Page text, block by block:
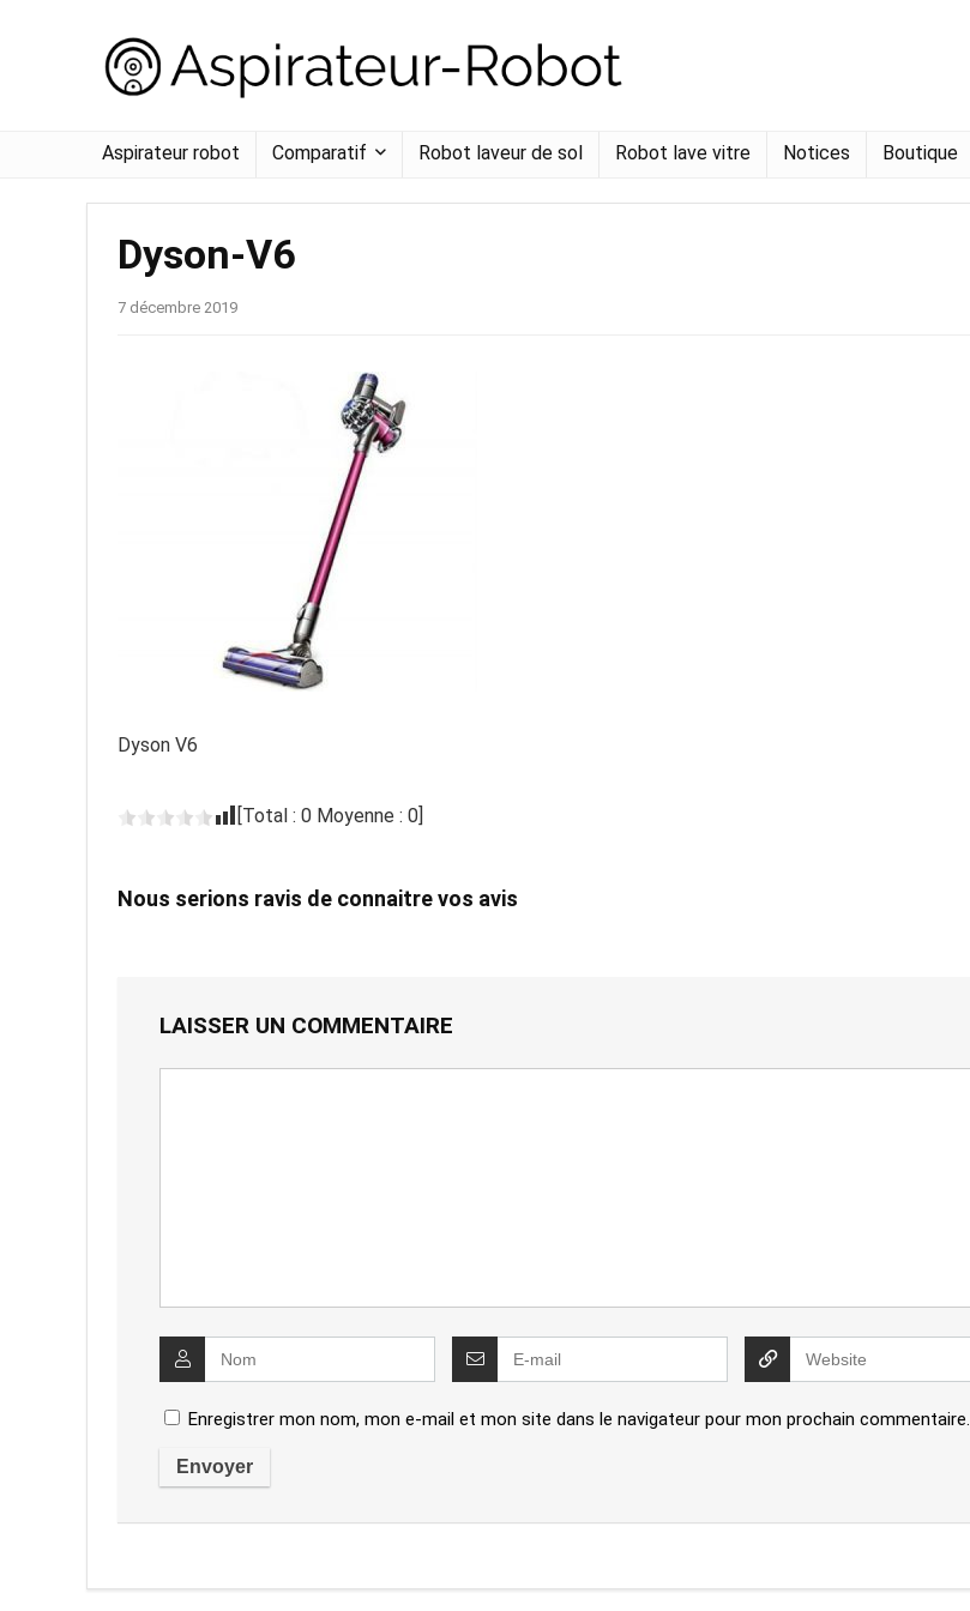
Aspirateur robot Comparatif Robot laveur de sol Robot lave vitre Notices Boutique
Dyson-V6
7 décembre 2019
Dyson V6
[Total : 0 Moyenne : 0
Nous serions ravis de connaitre vos avis
LAISSER UN COMMENTAIRE
Enregistrer mon nom, mon e-mail et mon site dans le navigateur pour mon prochain commentaire.